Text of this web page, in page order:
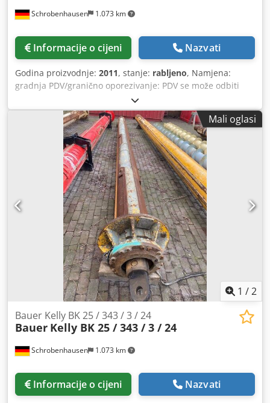
Schrobenhausen 1.073 km
Informacije o cijeni Nazvati
Godina proizvodnje: 2011, stanje: rabljeno, Namjena:
gradnja PDV/granično oporezivanje: PDV se može odbiti
Kontaktirajte Mohamad Fattah Ahmad za više informacija.
Chjdpfjh Tyytjx Aixoa Bauer MAT SKC-30-K kontinuirana
miješalica Dobro stanje Odmah dostupno
Mali oglasi
1 /2
Schrobenhausen 1.073 km
Bauer Kelly BK 25 / 343 / 3 / 24
Bauer Kelly BK 25 / 343 / 3 / 24
Informacije o cijeni Nazvati